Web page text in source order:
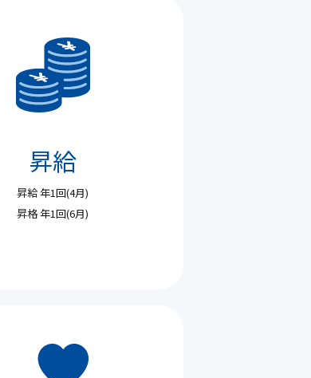
昇給
昇給 年1回(4月)
昇格 年1回(6月)